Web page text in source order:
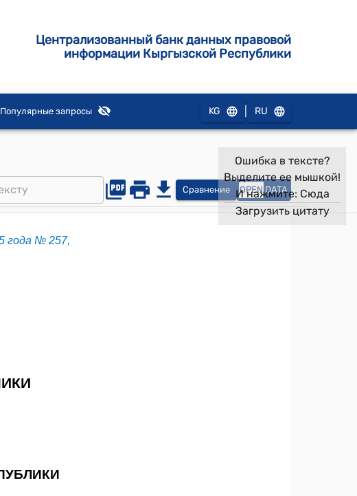
Централизованный банк данных правовой
информации Кыргызской Республики
Популярные запросы KG RU
Сравнение OPEN DATA
Ошибка в тексте?
Выделите ее мышкой!
И нажмите: Сюда
Загрузить цитату